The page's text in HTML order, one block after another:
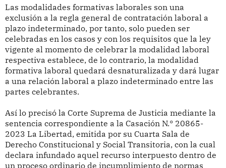
Las modalidades formativas laborales son una
exclusión a la regla general de contratación laboral a
plazo indeterminado, por tanto, solo pueden ser
celebradas en los casos y con los requisitos que la ley
vigente al momento de celebrar la modalidad laboral
respectiva establece, de lo contrario, la modalidad
formativa laboral quedará desnaturalizada y dará lugar
a una relación laboral a plazo indeterminado entre las
partes celebrantes.
Así lo precisó la Corte Suprema de Justicia mediante la
sentencia correspondiente a la Casación N.° 20865-
2023 La Libertad, emitida por su Cuarta Sala de
Derecho Constitucional y Social Transitoria, con la cual
declara infundado aquel recurso interpuesto dentro de
un proceso ordinario de incumplimiento de normas